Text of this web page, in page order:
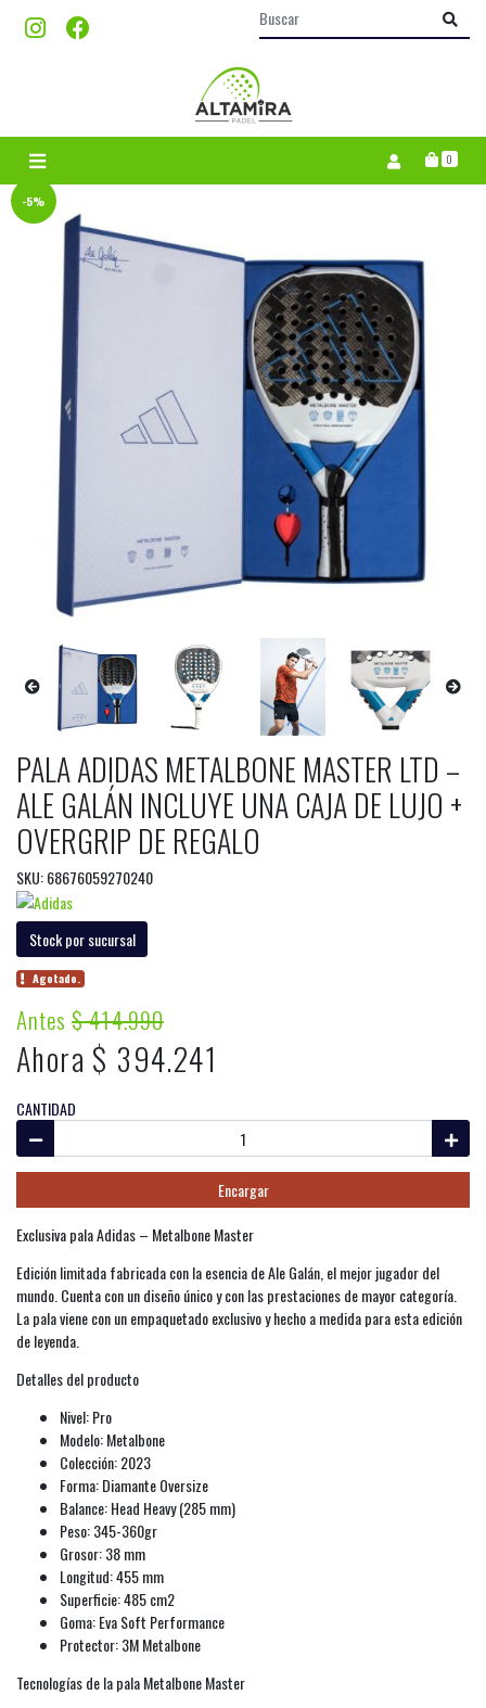
0
-5%
PALA ADIDAS METALBONE MASTER LTD –
ALE GALÁN INCLUYE UNA CAJA DE LUJO +
OVERGRIP DE REGALO
SKU: 68676059270240
Stock por sucursal
Agotado.
Antes$ 414.990
Ahora $ 394.241
CANTIDAD
Encargar
Exclusiva pala Adidas – Metalbone Master
Edición limitada fabricada con la esencia de Ale Galán, el mejor jugador del
mundo. Cuenta con un diseño único y con las prestaciones de mayor categoría.
La pala viene con un empaquetado exclusivo y hecho a medida para esta edición
de leyenda.
Detalles del producto
Nivel: Pro
Modelo: Metalbone
Colección: 2023
Forma: Diamante Oversize
Balance: Head Heavy (285 mm)
Peso: 345-360gr
Grosor: 38 mm
Longitud: 455 mm
Superficie: 485 cm2
Goma: Eva Soft Performance
Protector: 3M Metalbone
Tecnologías de la pala Metalbone Master